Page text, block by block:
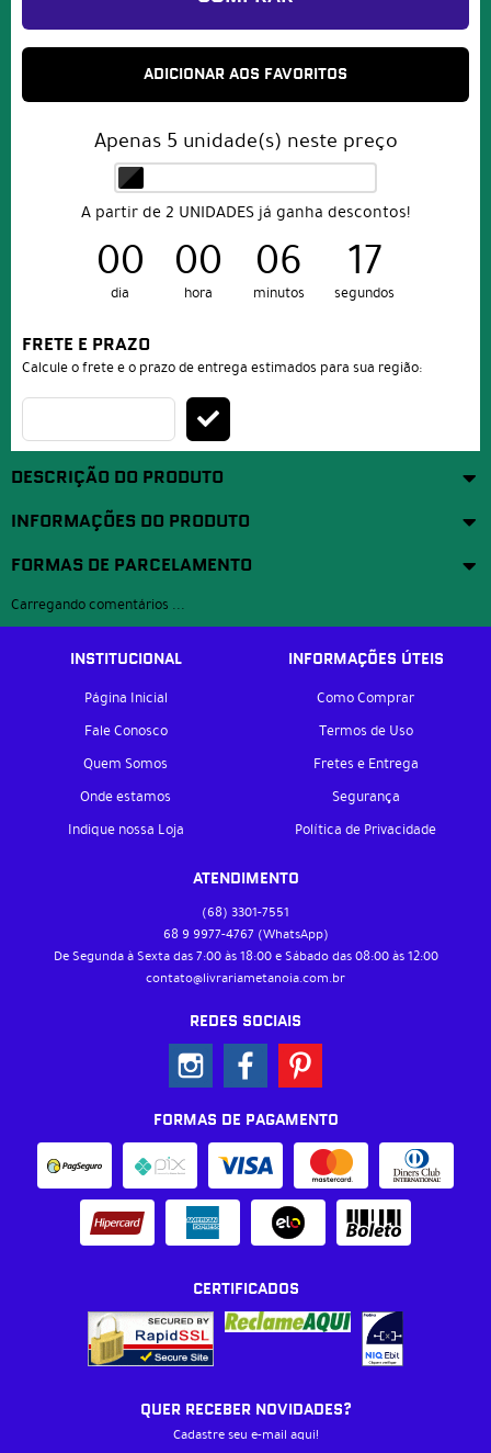
ADICIONAR AOS FAVORITOS
Apenas 5 unidade(s) neste preço
A partir de 2 UNIDADES já ganha descontos!
00
dia
00
hora
06
minutos
16
segundos
FRETE E PRAZO
Calcule o frete e o prazo de entrega estimados para sua região:
DESCRIÇÃO DO PRODUTO
INFORMAÇÕES DO PRODUTO
FORMAS DE PARCELAMENTO
Carregando comentários ...
INSTITUCIONAL
Página Inicial
Fale Conosco
Quem Somos
Onde estamos
Indique nossa Loja
INFORMAÇÕES ÚTEIS
Como Comprar
Termos de Uso
Fretes e Entrega
Segurança
Política de Privacidade
ATENDIMENTO
(68) 3301-7551
68 9 9977-4767 (WhatsApp)
De Segunda à Sexta das 7:00 às 18:00 e Sábado das 08:00 às 12:00
contato@livrariametanoia.com.br
REDES SOCIAIS
FORMAS DE PAGAMENTO
CERTIFICADOS
QUER RECEBER NOVIDADES?
Cadastre seu e-mail aqui!